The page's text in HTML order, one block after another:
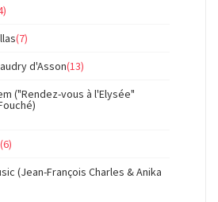
(7)
d'Asson(13)
("Rendez-vous à l'Elysée"
(6)
(Jean-François Charles & Anika